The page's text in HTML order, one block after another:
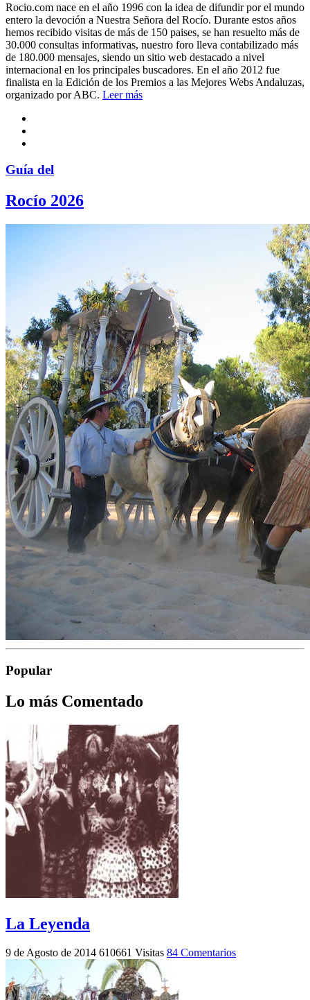
Rocio.com nace en el año 1996 con la idea de difundir por el mundo
entero la devoción a Nuestra Señora del Rocío. Durante estos años
hemos recibido visitas de más de 150 paises, se han resuelto más de
30.000 consultas informativas, nuestro foro lleva contabilizado más
de 180.000 mensajes, siendo un sitio web destacado a nivel
internacional en los principales buscadores. En el año 2012 fue
finalista en la Edición de los Premios a las Mejores Webs Andaluzas,
organizado por ABC. Leer más
Guía del
Rocío 2026
Popular
Lo más Comentado
La Leyenda
9 de Agosto de 2014 610661 Visitas 84 Comentarios